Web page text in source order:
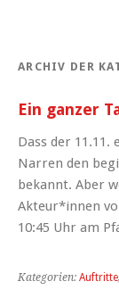
ARCHIV DER
Ein ganzer
Dass der 11.11.
Narren den
bekannt. Aber
Akteur*innen
10:45 Uhr am
Kategorien: Auftritte,